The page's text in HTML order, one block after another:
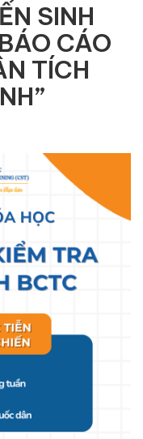
SINH
CÁO
TÍCH